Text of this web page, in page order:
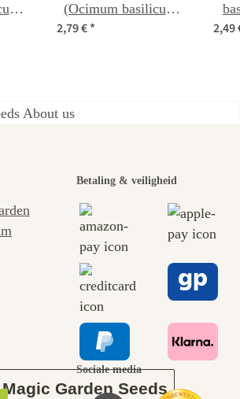
(Ocimum basilicum)
2,79 €* 2,49
paden
onszelf
door de
tuin.
Garden Seeds
Betaling & veiligheid
Sociale media